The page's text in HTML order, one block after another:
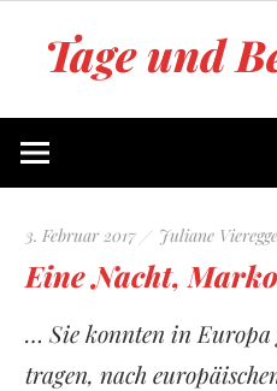
Tage und
von
3. Februar 2017 Juliane Vieregge
Eine Nacht,
… Sie konnten in Europa
tragen, nach